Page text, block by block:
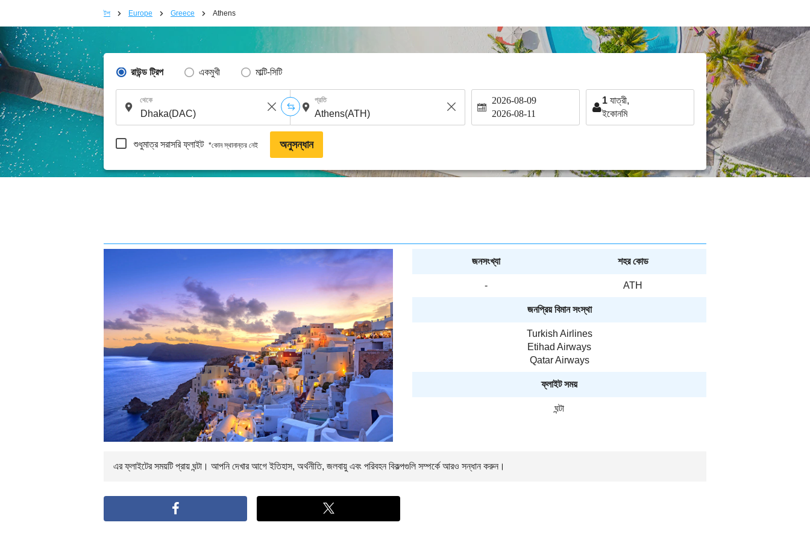
টপ Europe Greece Athens
রাউন্ড ট্রিপ একমুখী মাল্টি-সিটি
থেকে প্রতি 2026-08-09
2026-08-11
1 যাত্রী,
ইকোনমি
শুধুমাত্র সরাসরি ফ্লাইট *কোন স্থানান্তর নেই অনুসন্ধান
জনসংখ্যা শহর কোড
- ATH
জনপ্রিয় বিমান সংস্থা
Turkish Airlines
Etihad Airways
Qatar Airways
ফ্লাইট সময়
ঘন্টা
এর ফ্লাইটের সময়টি প্রায় ঘন্টা। আপনি দেখার আগে ইতিহাস, অর্থনীতি, জলবায়ু এবং পরিবহন বিকল্পগুলি সম্পর্কে আরও সন্ধান করুন।